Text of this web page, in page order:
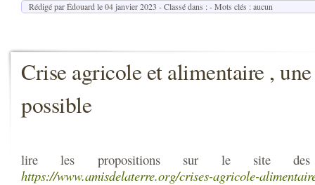
Rédigé par Édouard le04 janvier 2023 - Classé dans : - Mots clés : aucun
Crise agricole et alimentaire ,
possible
lire les propositions sur le site
https://www.amisdelaterre.org/crises-agricole-